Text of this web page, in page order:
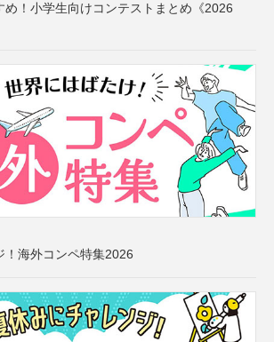
め！小学生向けコンテストまとめ《2026
！海外コンペ特集2026